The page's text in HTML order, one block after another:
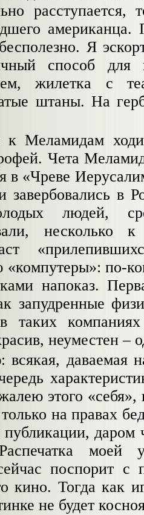
расступается,
Я
способ для
жилетка с
штаны. На
к Меламидам
Чета
в «Чреве
завербовались в
людей,
несколько
«компутеры»: по-
напоказ.
запудренные
неуместен –
даваемая
этого «себя»,
на правах
даром
моей
поспорит с
кино. Тогда как
не будет